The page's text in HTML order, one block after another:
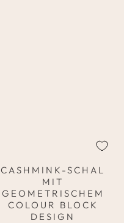
CASHMINK-SCHAL
MIT
GEOMETRISCHEM
COLOUR BLOCK
DESIGN